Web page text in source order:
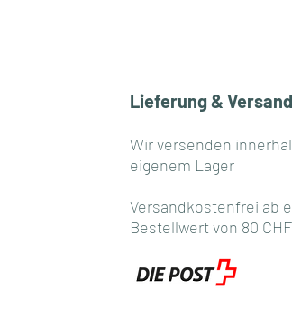
Lieferung & Versand
Wir versenden
eigenem Lager
Versandkostenfrei ab
Bestellwert von 80